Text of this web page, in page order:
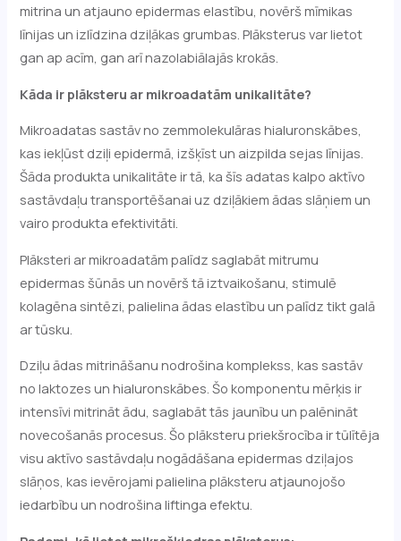
mitrina un atjauno epidermas elastību, novērš mīmikas
līnijas un izlīdzina dziļākas grumbas. Plāksterus var lietot
gan ap acīm, gan arī nazolabiālajās krokās.
Kāda ir plāksteru ar mikroadatām unikalitāte?
Mikroadatas sastāv no zemmolekulāras hialuronskābes,
kas iekļūst dziļi epidermā, izšķīst un aizpilda sejas līnijas.
Šāda produkta unikalitāte ir tā, ka šīs adatas kalpo aktīvo
sastāvdaļu transportēšanai uz dziļākiem ādas slāņiem un
vairo produkta efektivitāti.
Plāksteri ar mikroadatām palīdz saglabāt mitrumu
epidermas šūnās un novērš tā iztvaikošanu, stimulē
kolagēna sintēzi, palielina ādas elastību un palīdz tikt galā
ar tūsku.
Dziļu ādas mitrināšanu nodrošina komplekss, kas sastāv
no laktozes un hialuronskābes. Šo komponentu mērķis ir
intensīvi mitrināt ādu, saglabāt tās jaunību un palēnināt
novecošanās procesus. Šo plāksteru priekšrocība ir tūlītēja
visu aktīvo sastāvdaļu nogādāšana epidermas dziļajos
slāņos, kas ievērojami palielina plāksteru atjaunojošo
iedarbību un nodrošina liftinga efektu.